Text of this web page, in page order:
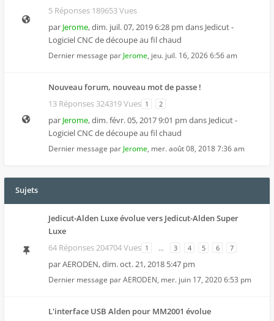
5 Réponses 189653 Vues
par Jerome,dim. juil. 07, 2019 6:28 pm dans Jedicut -
Logiciel CNC de découpe au fil chaud
Dernier message par Jerome, jeu. juil. 16, 2026 6:56 am
Nouveau forum, nouveau mot de passe !
13 Réponses 324319 Vues 1 2
par Jerome,dim. févr. 05, 2017 9:01 pm dans Jedicut -
Logiciel CNC de découpe au fil chaud
Dernier message par Jerome, mer. août 08, 2018 7:36 am
Sujets
Jedicut-Alden Luxe évolue vers Jedicut-Alden Super
Luxe
64 Réponses 204704 Vues 1 … 3 4 5 6 7
parAERODEN,dim. oct. 21, 2018 5:47 pm
Dernier message parAERODEN, mer. juin 17, 2020 6:53 pm
L'interface USB Alden pour MM2001 évolue